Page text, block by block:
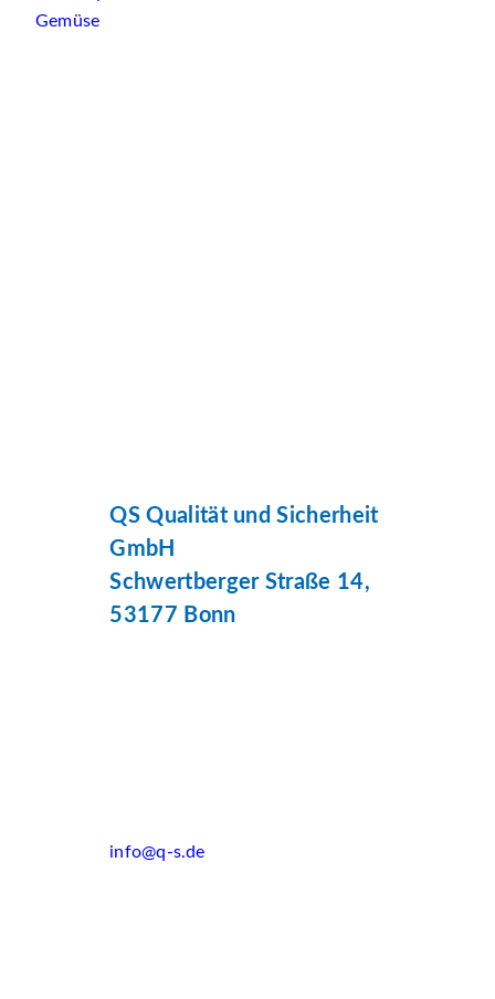
Gemüse
QS Qualität und Sicherheit
GmbH
Schwertberger Straße 14,
53177 Bonn
info@q-s.de